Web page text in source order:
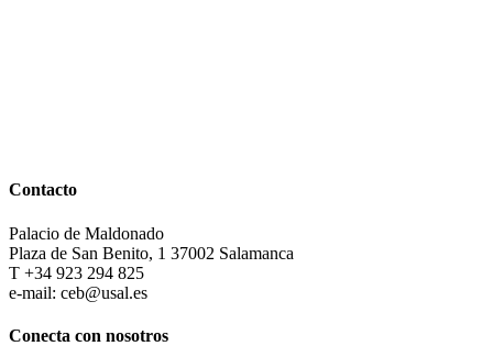
Contacto
Palacio de Maldonado
Plaza de San Benito, 1 37002 Salamanca
T +34 923 294 825
e-mail: ceb@usal.es
Conecta con nosotros